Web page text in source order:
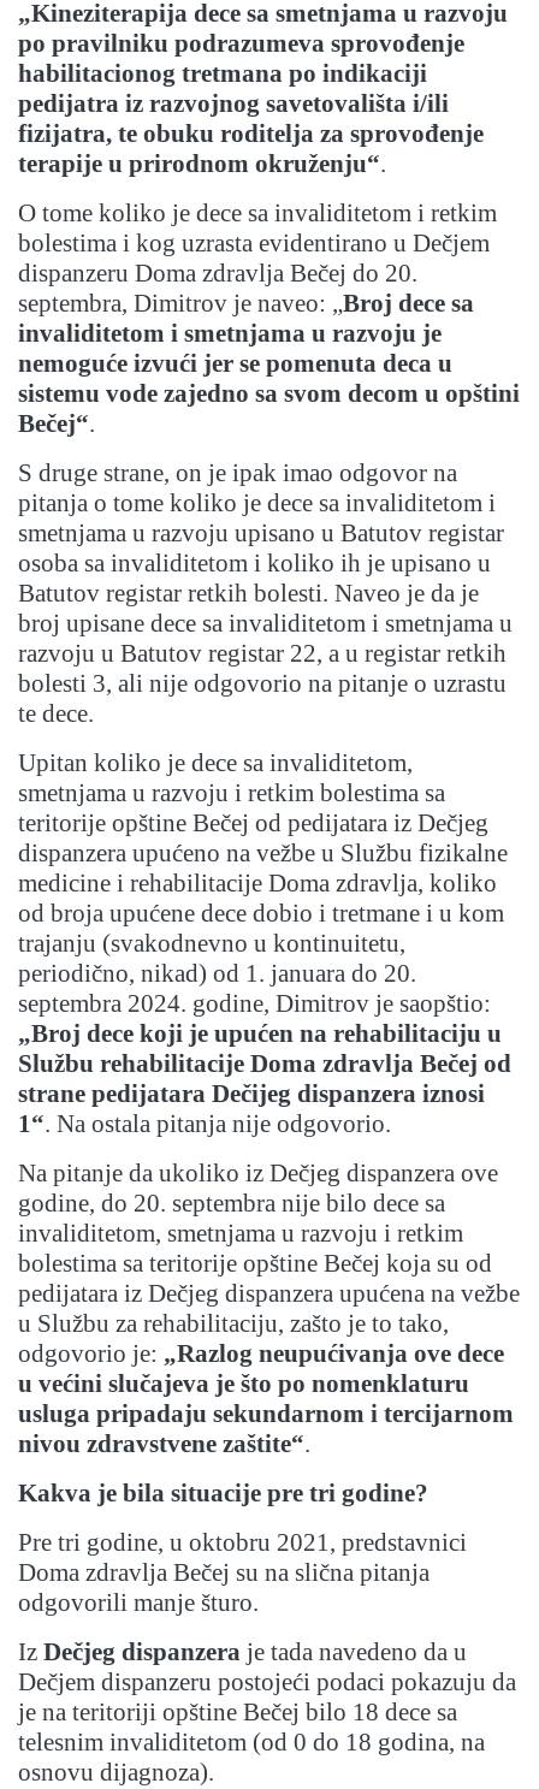
„Kineziterapija dece sa smetnjama u razvoju
po pravilniku podrazumeva sprovođenje
habilitacionog tretmana po indikaciji
pedijatra iz razvojnog savetovališta i/ili
fizijatra, te obuku roditelja za sprovođenje
terapije u prirodnom okruženju“.
O tome koliko je dece sa invaliditetom i retkim
bolestima i kog uzrasta evidentirano u Dečjem
dispanzeru Doma zdravlja Bečej do 20.
septembra, Dimitrov je naveo: „Broj dece sa
invaliditetom i smetnjama u razvoju je
nemoguće izvući jer se pomenuta deca u
sistemu vode zajedno sa svom decom u opštini
Bečej“.
S druge strane, on je ipak imao odgovor na
pitanja o tome koliko je dece sa invaliditetom i
smetnjama u razvoju upisano u Batutov registar
osoba sa invaliditetom i koliko ih je upisano u
Batutov registar retkih bolesti. Naveo je da je
broj upisane dece sa invaliditetom i smetnjama u
razvoju u Batutov registar 22, a u registar retkih
bolesti 3, ali nije odgovorio na pitanje o uzrastu
te dece.
Upitan koliko je dece sa invaliditetom,
smetnjama u razvoju i retkim bolestima sa
teritorije opštine Bečej od pedijatara iz Dečjeg
dispanzera upućeno na vežbe u Službu fizikalne
medicine i rehabilitacije Doma zdravlja, koliko
od broja upućene dece dobio i tretmane i u kom
trajanju (svakodnevno u kontinuitetu,
periodično, nikad) od 1. januara do 20.
septembra 2024. godine, Dimitrov je saopštio:
„Broj dece koji je upućen na rehabilitaciju u
Službu rehabilitacije Doma zdravlja Bečej od
strane pedijatara Dečijeg dispanzera iznosi
1“. Na ostala pitanja nije odgovorio.
Na pitanje da ukoliko iz Dečjeg dispanzera ove
godine, do 20. septembra nije bilo dece sa
invaliditetom, smetnjama u razvoju i retkim
bolestima sa teritorije opštine Bečej koja su od
pedijatara iz Dečjeg dispanzera upućena na vežbe
u Službu za rehabilitaciju, zašto je to tako,
odgovorio je: „Razlog neupućivanja ove dece
u većini slučajeva je što po nomenklaturu
usluga pripadaju sekundarnom i tercijarnom
nivou zdravstvene zaštite“.
Kakva je bila situacije pre tri godine?
Pre tri godine, u oktobru 2021, predstavnici
Doma zdravlja Bečej su na slična pitanja
odgovorili manje šturo.
Iz Dečjeg dispanzera je tada navedeno da u
Dečjem dispanzeru postojeći podaci pokazuju da
je na teritoriji opštine Bečej bilo 18 dece sa
telesnim invaliditetom (od 0 do 18 godina, na
osnovu dijagnoza).